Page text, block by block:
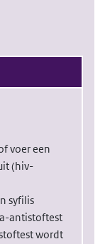
voer een
(hiv-
syfilis
antistoftest
wordt